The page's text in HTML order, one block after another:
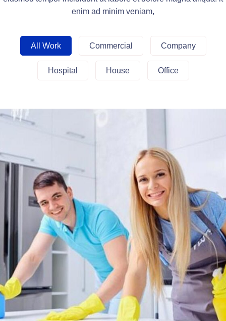
enim ad minim veniam,
All Work Commercial Company
Hospital House Office